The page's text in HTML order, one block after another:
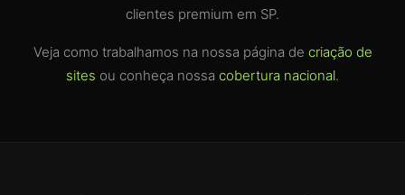
clientes premium em SP.
Veja como trabalhamos na nossa página de criação de
sites ou conheça nossa cobertura nacional.